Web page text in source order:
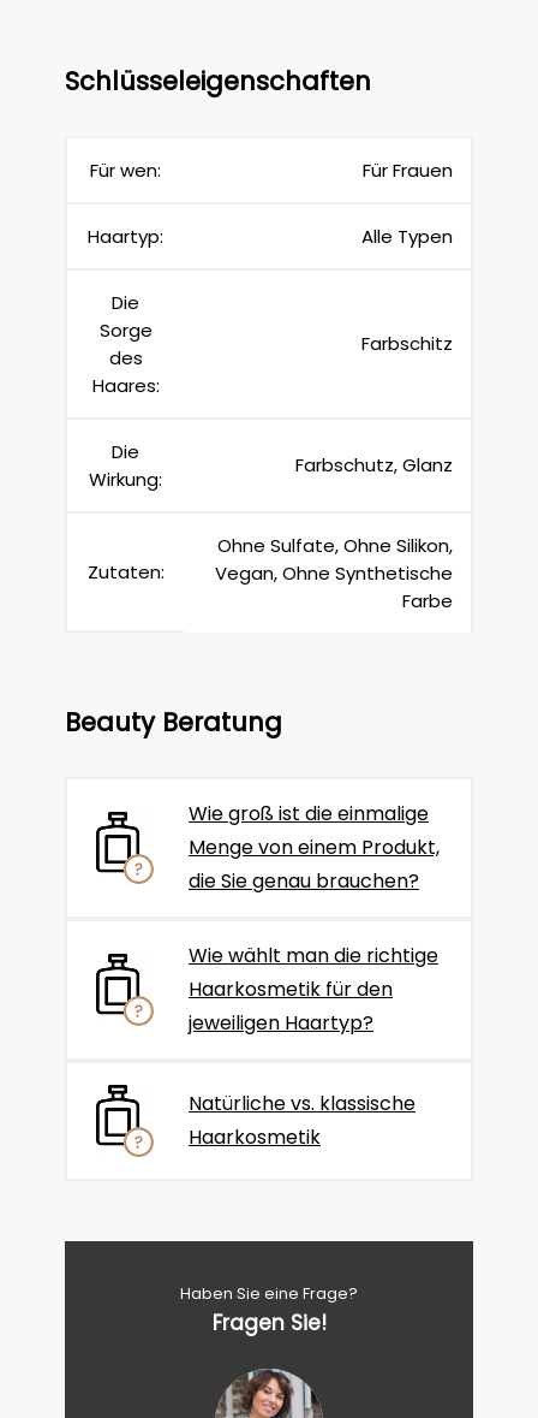
Schlüsseleigenschaften
Für wen: Für Frauen
Haartyp: Alle Typen
Die
Sorge
des
Haares:
Farbschitz
Die
Wirkung:
Farbschutz, Glanz
Zutaten:
Ohne Sulfate, Ohne Silikon,
Vegan, Ohne Synthetische
Farbe
Beauty Beratung
Wie groß ist die einmalige
Menge von einem Produkt,
die Sie genau brauchen?
Wie wählt man die richtige
Haarkosmetik für den
jeweiligen Haartyp?
Natürliche vs. klassische
Haarkosmetik
Haben Sie eine Frage?
Fragen Sie!